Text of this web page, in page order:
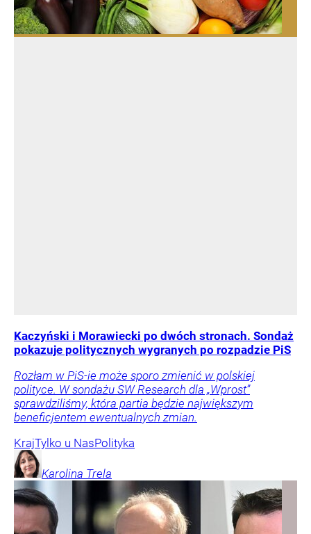
Kaczyński i Morawiecki po dwóch stronach. Sondaż
pokazuje politycznych wygranych po rozpadzie PiS
Rozłam w PiS-ie może sporo zmienić w polskiej
polityce. W sondażu SW Research dla „Wprost”
sprawdziliśmy, która partia będzie największym
beneficjentem ewentualnych zmian.
KrajTylko u NasPolityka
Karolina Trela